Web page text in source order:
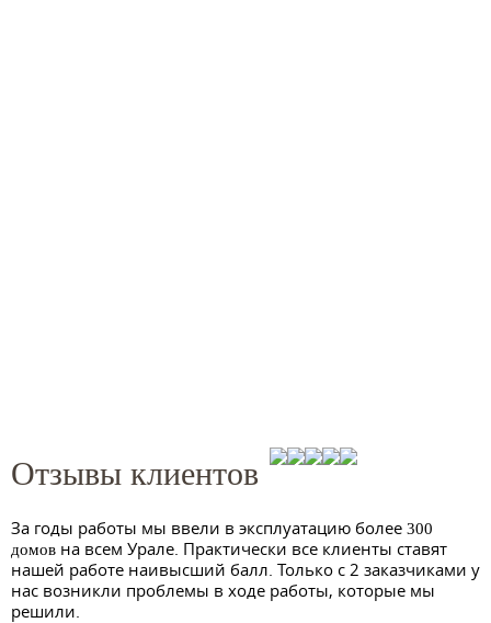
Отзывы клиентов
За годы работы мы ввели в эксплуатацию более 300
домов на всем Урале. Практически все клиенты ставят
нашей работе наивысший балл. Только с 2 заказчиками у
нас возникли проблемы в ходе работы, которые мы
решили.